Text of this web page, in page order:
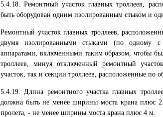
5.4.18. Ремонтный участок главных троллеев,
быть оборудован одним изолированным стыком и
Ремонтный участок главных троллеев,
двумя изолированными стыками (по одному
аппаратами, включенными таким образом, чтобы
троллеев, минуя отключенный ремонтный
участок, так и секции троллеев, расположенные по
5.4.19. Длина ремонтного участка главных
должна быть не менее ширины моста крана плюс 2
пролета, - не менее ширины моста крана плюс 4 м.